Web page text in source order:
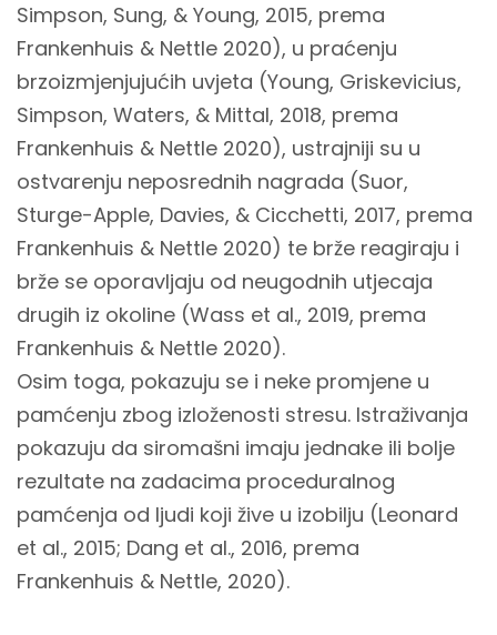
Simpson, Sung, & Young, 2015, prema
Frankenhuis & Nettle 2020), u praćenju
brzoizmjenjujućih uvjeta (Young, Griskevicius,
Simpson, Waters, & Mittal, 2018, prema
Frankenhuis & Nettle 2020), ustrajniji su u
ostvarenju neposrednih nagrada (Suor,
Sturge-Apple, Davies, & Cicchetti, 2017, prema
Frankenhuis & Nettle 2020) te brže reagiraju i
brže se oporavljaju od neugodnih utjecaja
drugih iz okoline (Wass et al., 2019, prema
Frankenhuis & Nettle 2020).
Osim toga, pokazuju se i neke promjene u
pamćenju zbog izloženosti stresu. Istraživanja
pokazuju da siromašni imaju jednake ili bolje
rezultate na zadacima proceduralnog
pamćenja od ljudi koji žive u izobilju (Leonard
et al., 2015; Dang et al., 2016, prema
Frankenhuis & Nettle, 2020).